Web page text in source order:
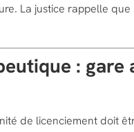
La justice rappelle que
: gare
de licenciement doit